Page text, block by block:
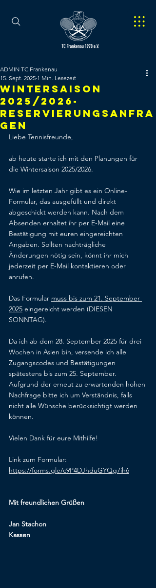
WINTERSAISON
2025/2026-
RESERVIERUNGSANFRA
GEN
ADMIN TC Frankenau
15. Sept. 2025 1 Min. Lesezeit
Liebe Tennisfreunde,
ab heute starte ich mit den Planungen für
die Wintersaison 2025/2026.
Wie im letzten Jahr gibt es ein Online-
Formular, das ausgefüllt und direkt
abgeschickt werden kann. Nach dem
Absenden erhaltet ihr per E-Mail eine
Bestätigung mit euren eingereichten
Angaben. Sollten nachträgliche
Änderungen nötig sein, könnt ihr mich
jederzeit per E-Mail kontaktieren oder
anrufen.
Das Formular muss bis zum 21. September
2025 eingereicht werden (DIESEN
SONNTAG).
Da ich ab dem 28. September 2025 für drei
Wochen in Asien bin, versende ich alle
Zugangscodes und Bestätigungen
spätestens bis zum 25. September.
Aufgrund der erneut zu erwartenden hohen
Nachfrage bitte ich um Verständnis, falls
nicht alle Wünsche berücksichtigt werden
können.
Vielen Dank für eure Mithilfe!
Link zum Formular:
https://forms.gle/c9P4DJhduGYQg7ih6
Mit freundlichen Grüßen
Jan Stachon
Kassen